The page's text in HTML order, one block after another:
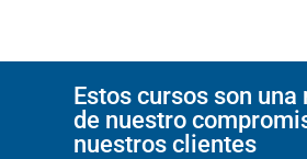
Estos cursos son una
de nuestro
nuestros clientes